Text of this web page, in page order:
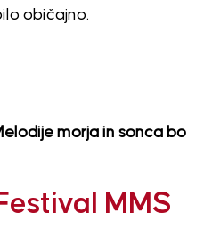
običajno.
morja in sonca bo
MMS